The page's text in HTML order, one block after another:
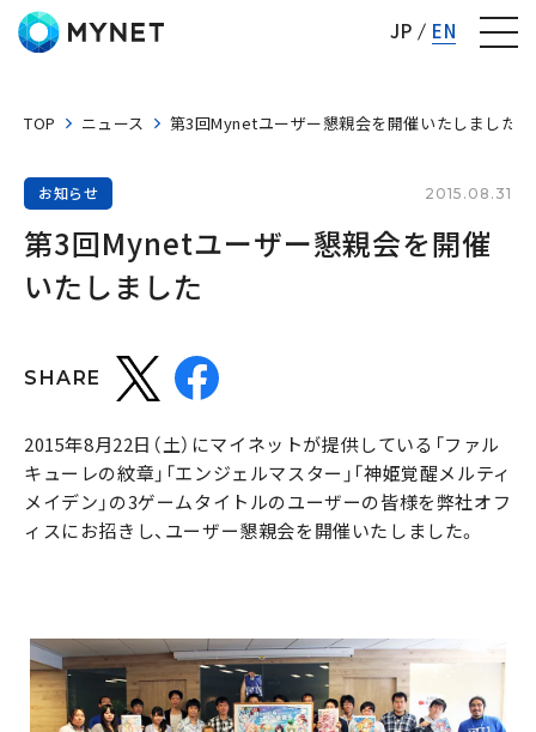
JP EN
TOP ニュース 第3回Mynetユーザー懇親会を開催いたしました
お知らせ 2015.08.31
第3回Mynetユーザー懇親会を開催
いたしました
SHARE
2015年8月22日（土）にマイネットが提供している「ファル
キューレの紋章」「エンジェルマスター」「神姫覚醒メルティ
メイデン」の3ゲームタイトルのユーザーの皆様を弊社オフ
ィスにお招きし、ユーザー懇親会を開催いたしました。